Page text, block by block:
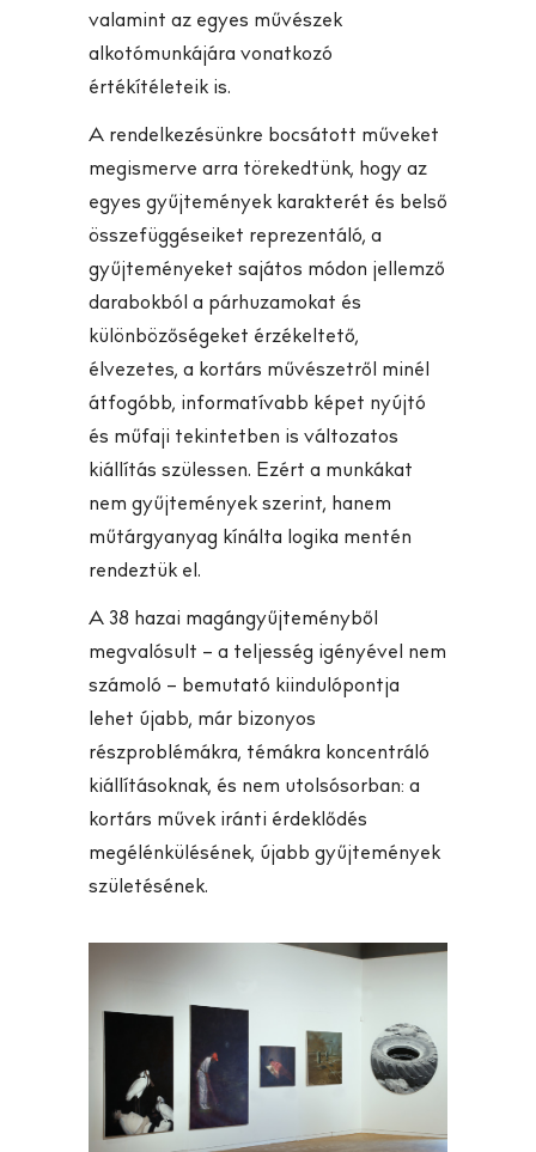
valamint az egyes művészek
alkotómunkájára vonatkozó
értékítéleteik is.
A rendelkezésünkre bocsátott műveket
megismerve arra törekedtünk, hogy az
egyes gyűjtemények karakterét és belső
összefüggéseiket reprezentáló, a
gyűjteményeket sajátos módon jellemző
darabokból a párhuzamokat és
különbözőségeket érzékeltető,
élvezetes, a kortárs művészetről minél
átfogóbb, informatívabb képet nyújtó
és műfaji tekintetben is változatos
kiállítás szülessen. Ezért a munkákat
nem gyűjtemények szerint, hanem
műtárgyanyag kínálta logika mentén
rendeztük el.
A 38 hazai magángyűjteményből
megvalósult – a teljesség igényével nem
számoló – bemutató kiindulópontja
lehet újabb, már bizonyos
részproblémákra, témákra koncentráló
kiállításoknak, és nem utolsósorban: a
kortárs művek iránti érdeklődés
megélénkülésének, újabb gyűjtemények
születésének.